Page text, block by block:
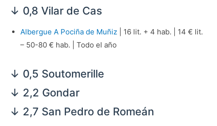
↓ 0,8 Vilar de Cas
Albergue A Pociña de Muñiz| 16 lit. + 4 hab. | 14 € lit.
– 50-80 € hab. | Todo el año
↓ 0,5 Soutomerille
↓ 2,2 Gondar
↓ 2,7 San Pedro de Romeán